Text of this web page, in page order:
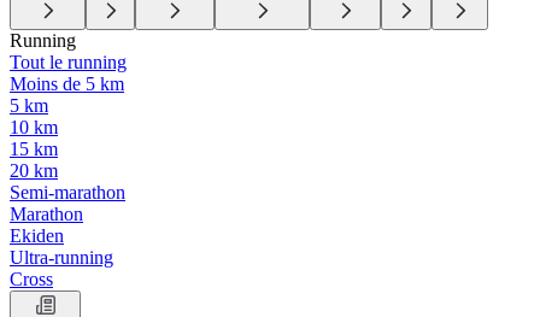
Running
Tout le running
Moins de 5 km
5 km
10 km
15 km
20 km
Semi-marathon
Marathon
Ekiden
Ultra-running
Cross